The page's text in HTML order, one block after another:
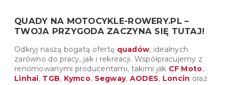
QUADY NA MOTOCYKLE-ROWERY.PL –
TWOJA PRZYGODA ZACZYNA SIĘ TUTAJ!
Odkryj naszą bogatą ofertę quadów, idealnych
zarówno do pracy, jak i rekreacji. Współpracujemy z
renomowanymi producentami, takimi jak CF Moto,
Linhai, TGB, Kymco, Segway, AODES, Loncin oraz